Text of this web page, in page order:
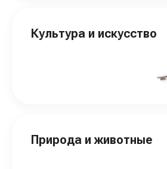
Культура и искусство
Природа и животные